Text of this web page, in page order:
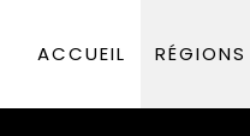
ACCUEIL RÉGIONS